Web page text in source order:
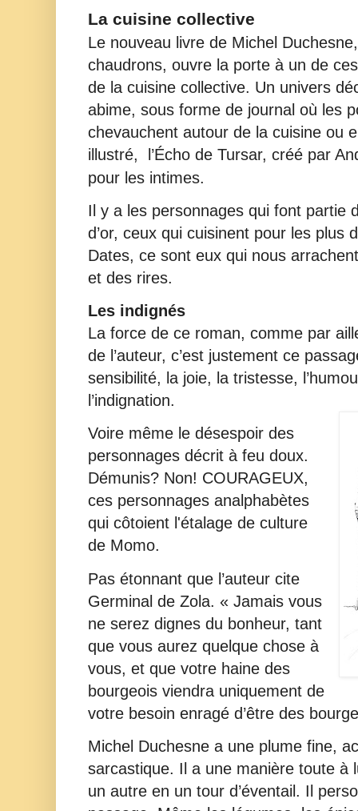
La cuisine collective
Le nouveau livre de Michel
chaudrons, ouvre la porte à un de
de la cuisine collective. Un univers
abime, sous forme de journal où les
chevauchent autour de la cuisine ou
illustré,
l’Écho de Tursar, créé par
pour les intimes.
Il y a les personnages qui font partie
d’or, ceux qui cuisinent pour les plus
Dates, ce sont eux qui nous
et des rires.
Les indignés
La force de ce roman, comme par
de l’auteur, c’est justement ce
sensibilité, la joie, la tristesse,
l’indignation.
Voire même le désespoir des
personnages décrit à feu doux.
Démunis? Non! COURAGEUX,
ces personnages analphabètes
qui côtoient l'étalage de culture
de Momo.
Pas étonnant que l’auteur cite
Germinal de Zola. « Jamais vous
ne serez dignes du bonheur, tant
que vous aurez quelque chose à
vous, et que votre haine des
bourgeois viendra uniquement de
votre besoin enragé d’être des
Michel Duchesne a une plume fine,
sarcastique. Il a une manière toute à
un autre en un tour d’éventail. Il